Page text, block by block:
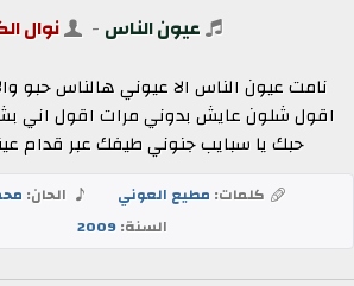
عيون الناس - نوال
نامت عيون الناس الا عيوني هالناس حبو
اقول شلون عايش بدوني مرات اقول اني
حبك يا سبايب جنوني طيفك عبر قدام
كلمات: مطيع العوني الحان:
السنة:2009